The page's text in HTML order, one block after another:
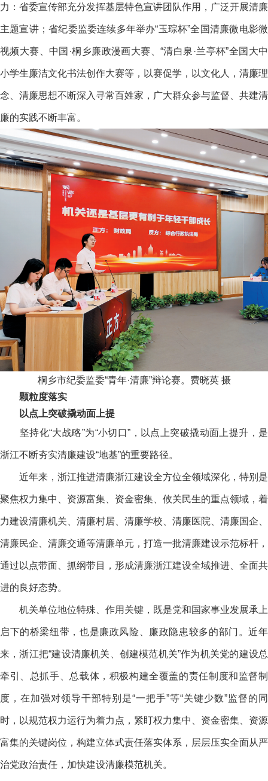
力：省委宣传部充分发挥基层特色宣讲团队作用，广泛开展清廉
主题宣讲；省纪委监委连续多年举办“玉琮杯”全国清廉微电影微
视频大赛、中国·桐乡廉政漫画大赛、“清白泉·兰亭杯”全国大中
小学生廉洁文化书法创作大赛等，以赛促学，以文化人，清廉理
念、清廉思想不断深入寻常百姓家，广大群众参与监督、共建清
廉的实践不断丰富。
桐乡市纪委监委“青年·清廉”辩论赛。费晓英 摄
颗粒度落实
以点上突破撬动面上提
坚持化“大战略”为“小切口”，以点上突破撬动面上提升，是
浙江不断夯实清廉建设“地基”的重要路径。
近年来，浙江推进清廉浙江建设全方位全领域深化，特别是
聚焦权力集中、资源富集、资金密集、攸关民生的重点领域，着
力建设清廉机关、清廉村居、清廉学校、清廉医院、清廉国企、
清廉民企、清廉交通等清廉单元，打造一批清廉建设示范标杆，
通过以点带面、抓纲带目，形成清廉浙江建设全域推进、全面共
进的良好态势。
机关单位地位特殊、作用关键，既是党和国家事业发展承上
启下的桥梁纽带，也是廉政风险、廉政隐患较多的部门。近年
来，浙江把“建设清廉机关、创建模范机关”作为机关党的建设总
牵引、总抓手、总载体，积极构建全覆盖的责任制度和监督制
度，在加强对领导干部特别是“一把手”等“关键少数”监督的同
时，以规范权力运行为着力点，紧盯权力集中、资金密集、资源
富集的关键岗位，构建立体式责任落实体系，层层压实全面从严
治党政治责任，加快建设清廉模范机关。